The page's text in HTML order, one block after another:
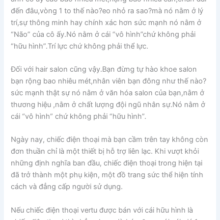
đến đâu,vòng 1 to thế nào?eo nhỏ ra sao?mà nó nằm ở lý
trí,sự thông minh hay chính xác hơn sức mạnh nó nằm ở
“Não” của cô ấy.Nó nằm ở cái “vô hình”chứ không phải
“hữu hình”.Trí lực chứ không phải thể lực.
Đối với hair salon cũng vậy.Bạn đừng tự hào khoe salon
bạn rộng bao nhiêu mét,nhân viên bạn đông như thế nào?
sức mạnh thật sự nó nằm ở văn hóa salon của bạn,nằm ở
thương hiệu ,nằm ở chất lượng đội ngũ nhân sự.Nó nằm ở
cái “vô hình” chứ không phải “hữu hình”.
Ngày nay, chiếc điện thoại mà bạn cầm trên tay không còn
đơn thuần chỉ là một thiết bị hỗ trợ liên lạc. Khi vượt khỏi
những định nghĩa ban đầu, chiếc điện thoại trong hiện tại
đã trở thành một phụ kiện, một đồ trang sức thể hiện tính
cách và đẳng cấp người sử dụng.
Nếu chiếc điện thoại vertu được bán với cái hữu hình là